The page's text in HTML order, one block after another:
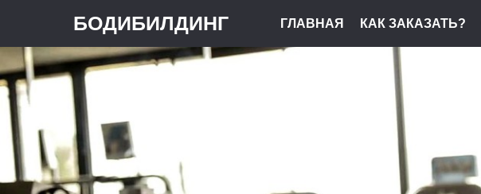
БОДИБИЛДИНГ ГЛАВНАЯ КАК ЗАКАЗАТЬ?